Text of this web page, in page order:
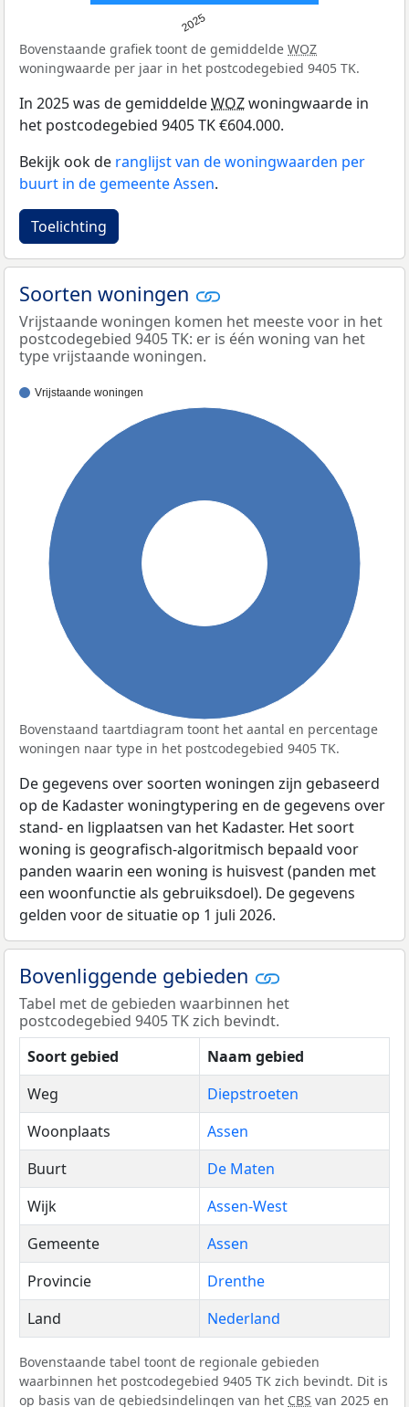
2025
Bovenstaande grafiek toont de gemiddelde WOZ
woningwaarde per jaar in het postcodegebied 9405 TK.
In 2025 was de gemiddeldeWOZwoningwaarde in
het postcodegebied 9405 TK €604.000.
Bekijk ook de ranglijst van de woningwaarden per
buurt in de gemeente Assen.
Toelichting
Soorten woningen
Vrijstaande woningen komen het meeste voor in het
postcodegebied 9405 TK: er is één woning van het
type vrijstaande woningen.
Vrijstaande woningen
Bovenstaand taartdiagram toont het aantal en percentage
woningen naar type in het postcodegebied 9405 TK.
De gegevens over soorten woningen zijn gebaseerd
op de Kadaster woningtypering en de gegevens over
stand- en ligplaatsen van het Kadaster. Het soort
woning is geografisch-algoritmisch bepaald voor
panden waarin een woning is huisvest (panden met
een woonfunctie als gebruiksdoel). De gegevens
gelden voor de situatie op 1 juli 2026.
Bovenliggende gebieden
Tabel met de gebieden waarbinnen het
postcodegebied 9405 TK zich bevindt.
Soort gebied
Naam gebied
Weg
Diepstroeten
Woonplaats
Assen
Buurt
De Maten
Wijk
Assen-West
Gemeente
Assen
Provincie
Drenthe
Land
Nederland
Bovenstaande tabel toont de regionale gebieden
waarbinnen het postcodegebied 9405 TK zich bevindt. Dit is
op basis van de gebiedsindelingen van het CBS van 2025 en